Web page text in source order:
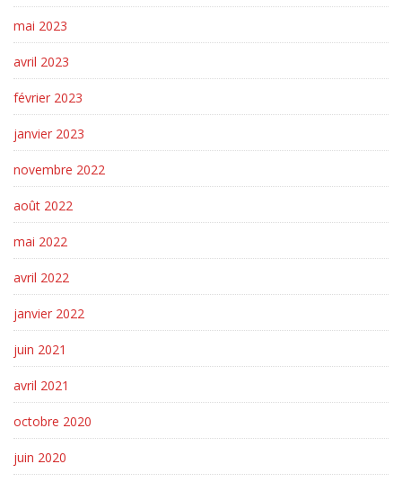
mai 2023
avril 2023
février 2023
janvier 2023
novembre 2022
août 2022
mai 2022
avril 2022
janvier 2022
juin 2021
avril 2021
octobre 2020
juin 2020